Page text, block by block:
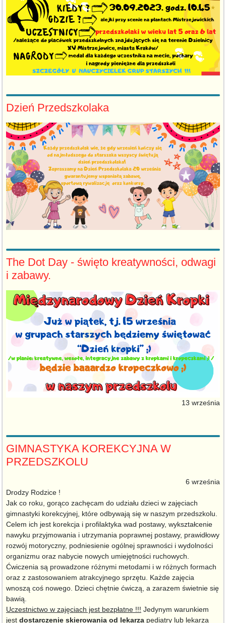
Dzień Przedszkolaka
The Dot Day - święto kreatywności, odwagi
i zabawy.
13 września
GIMNASTYKA KOREKCYJNA W
PRZEDSZKOLU
6 września
Drodzy Rodzice !
Jak co roku, gorąco zachęcam do udziału dzieci w zajęciach
gimnastyki korekcyjnej, które odbywają się w naszym przedszkolu.
Celem ich jest korekcja i profilaktyka wad postawy, wykształcenie
nawyku przyjmowania i utrzymania poprawnej postawy, prawidłowy
rozwój motoryczny, podniesienie ogólnej sprawności i wydolności
organizmu oraz nabycie nowych umiejętności ruchowych.
Ćwiczenia są prowadzone różnymi metodami i w różnych formach
oraz z zastosowaniem atrakcyjnego sprzętu. Każde zajęcia
wnoszą coś nowego. Dzieci chętnie ćwiczą, a zarazem świetnie się
bawią.
Uczestnictwo w zajęciach jest bezpłatne !!! Jedynym warunkiem
jest dostarczenie skierowania od lekarza pediatry lub lekarza